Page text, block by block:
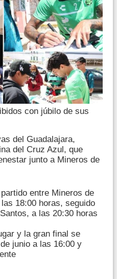
con júbilo de sus
del Guadalajara,
del Cruz Azul, que
junto a Mineros de
entre Mineros de
18:00 horas, seguido
a las 20:30 horas
y la gran final se
junio a las 16:00 y